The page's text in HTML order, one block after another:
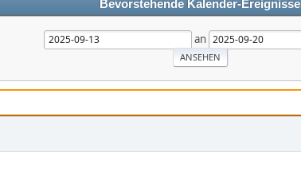
Bevorstehende Kalender-Ereignisse
an